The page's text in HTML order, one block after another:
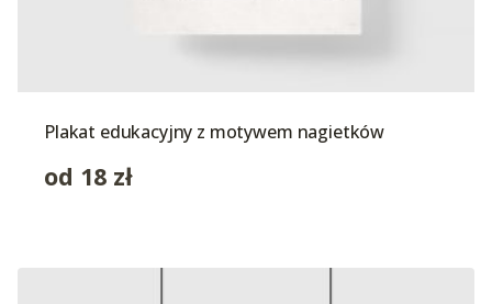
Plakat edukacyjny z motywem nagietków
od 18 zł